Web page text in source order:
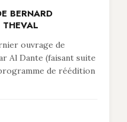
BERNARD
THEVAL
ouvrage de
Al Dante (faisant suite
de réédition